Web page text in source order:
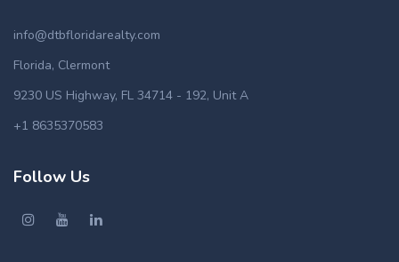
info@dtbfloridarealty.com
Florida, Clermont
9230 US Highway, FL 34714 - 192, Unit A
+1 8635370583
Follow Us